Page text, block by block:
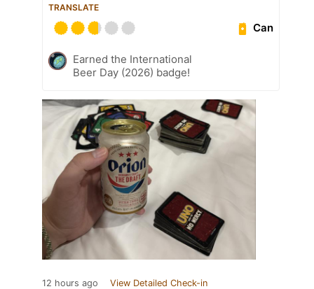
TRANSLATE
Can
Earned the International
Beer Day (2026) badge!
12 hours ago View Detailed Check-in